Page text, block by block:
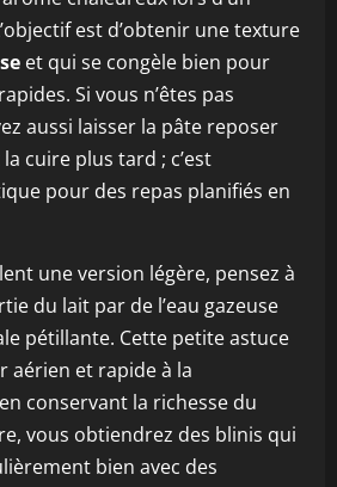
est d’obtenir une texture
et qui se congèle bien pour
Si vous n’êtes pas
aussi laisser la pâte reposer
cuire plus tard ; c’est
pour des repas planifiés en
une version légère, pensez à
du lait par de l’eau gazeuse
pétillante. Cette petite astuce
aérien et rapide à la
conservant la richesse du
vous obtiendrez des blinis qui
bien avec des